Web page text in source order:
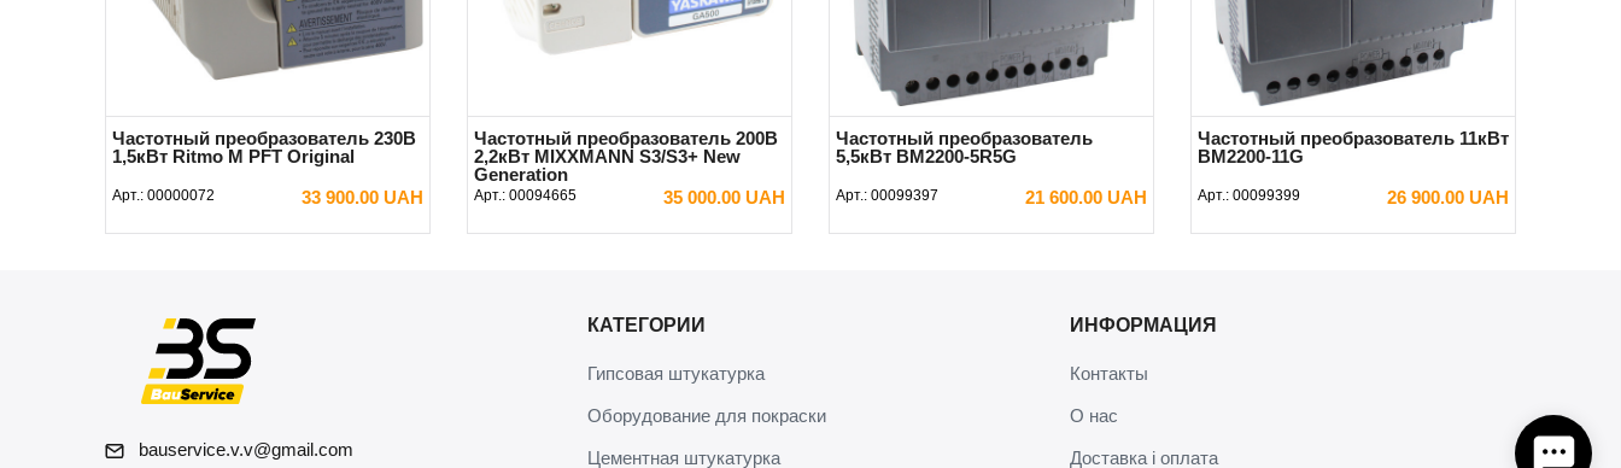
Частотный преобразователь 230В
1,5кВт Ritmo M PFT Original
Арт.: 00000072 33 900.00 UAH
В КОРЗИНУ
Частотный преобразователь 200В
2,2кВт MIXXMANN S3/S3+ New
Generation
Арт.: 00094665 35 000.00 UAH
В КОРЗИНУ
Частотный преобразователь
5,5кВт BM2200-5R5G
Арт.: 00099397 21 600.00 UAH
В КОРЗИНУ
Частотный преобразователь 11кВт
BM2200-11G
Арт.: 00099399 26 900.00 UAH
В КОРЗИНУ
bauservice.v.v@gmail.com
КАТЕГОРИИ
Гипсовая штукатурка
Оборудование для покраски
Цементная штукатурка
ИНФОРМАЦИЯ
Контакты
О нас
Доставка і оплата